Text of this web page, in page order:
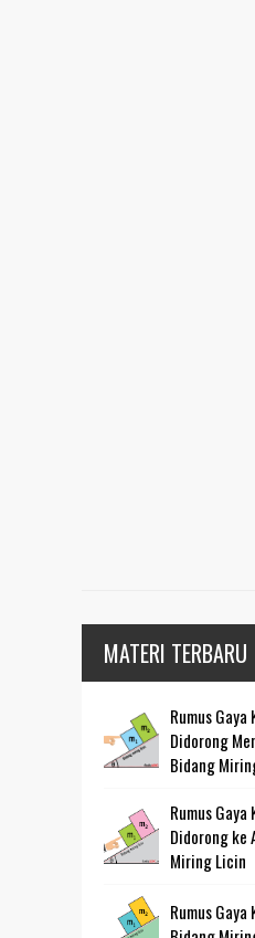
MATERI TERBARU
Rumus
Didorong
Bidang
Rumus
Didorong ke
Miring Licin
Rumus